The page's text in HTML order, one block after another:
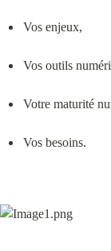
Vos enjeux,
Vos outils
Votre maturité
Vos besoins.